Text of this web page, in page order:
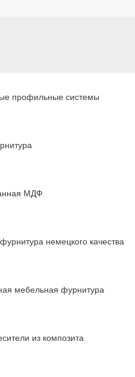
профильные системы
МДФ
немецкого качества
мебельная фурнитура
из композита